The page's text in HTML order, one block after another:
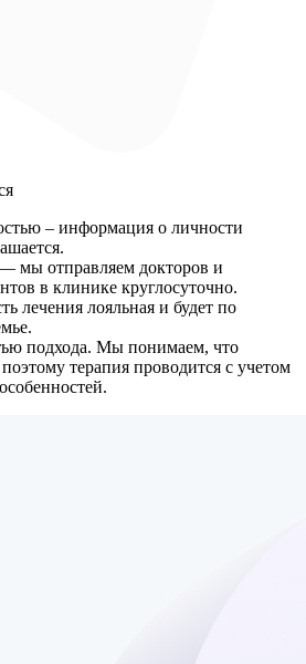
– информация о личности
мы отправляем докторов и
в клинике круглосуточно.
лечения лояльная и будет по
подхода. Мы понимаем, что
терапия проводится с учетом